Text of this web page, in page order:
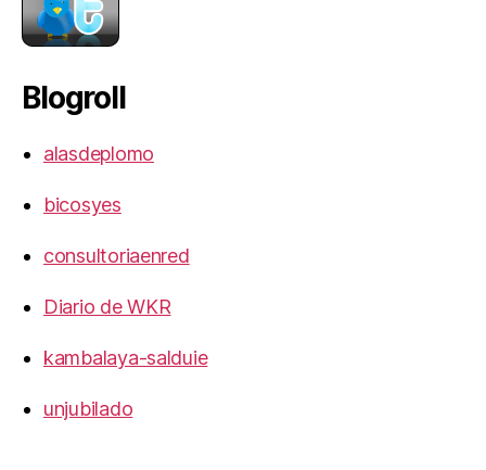
Blogroll
alasdeplomo
bicosyes
consultoriaenred
Diario de WKR
kambalaya-salduie
unjubilado